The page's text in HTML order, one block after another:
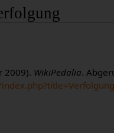
2009). WikiPedalia.